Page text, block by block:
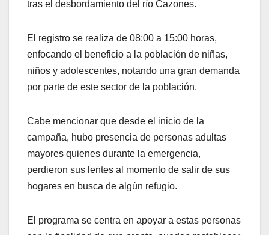
tras el desbordamiento del río Cazones.
El registro se realiza de 08:00 a 15:00 horas,
enfocando el beneficio a la población de niñas,
niños y adolescentes, notando una gran demanda
por parte de este sector de la población.
Cabe mencionar que desde el inicio de la
campaña, hubo presencia de personas adultas
mayores quienes durante la emergencia,
perdieron sus lentes al momento de salir de sus
hogares en busca de algún refugio.
El programa se centra en apoyar a estas personas